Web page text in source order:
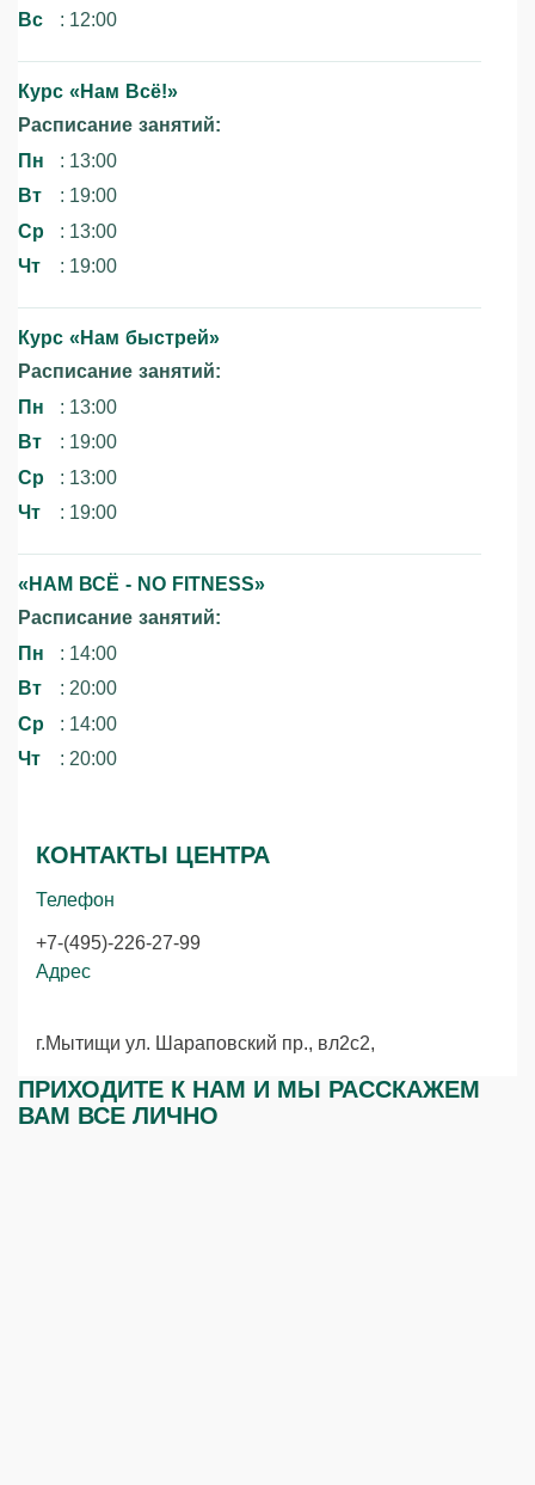
Вс
: 12:00
Курс «Нам Всё!»‎
Расписание занятий:
Пн
: 13:00
Вт
: 19:00
Ср
: 13:00
Чт
: 19:00
Курс «Нам быстрей»‎
Расписание занятий:
Пн
: 13:00
Вт
: 19:00
Ср
: 13:00
Чт
: 19:00
«НАМ ВСЁ - NO FITNESS»‎
Расписание занятий:
Пн
: 14:00
Вт
: 20:00
Ср
: 14:00
Чт
: 20:00
КОНТАКТЫ ЦЕНТРА
Телефон
+7-(495)-226-27-99
Адрес
г.Мытищи ул. Шараповский пр., вл2с2,
ПРИХОДИТЕ К НАМ И МЫ РАССКАЖЕМ
ВАМ ВСЕ ЛИЧНО